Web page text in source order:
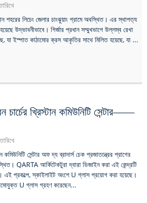
শহরের লিচেং জেলার চাংঝুয়াং গ্রামে অবস্থিত। এর স্থাপত্য
উদ্ভাবনীভাবে। গির্জার প্রধান সম্মুখভাগে উল্লম্ব রেখা
যা ইস্পাত কাঠামোর ক্রস আকৃতির সাথে মিলিত হয়েছে, যা ...
চার্চের খ্রিস্টান কমিউনিটি সেন্টার——
সেন্টার অফ দ্য ব্রাদার্স চেক প্রজাতন্ত্রের প্রাগের
QARTA আর্কিটেকটুরা দ্বারা ডিজাইন করা এই কেন্দ্রটি
এই প্রকল্পে, স্কাইলাইট অংশে U গ্লাস প্রয়োগ করা হয়েছে।
U গ্লাস গ্রহণ করেছেন...